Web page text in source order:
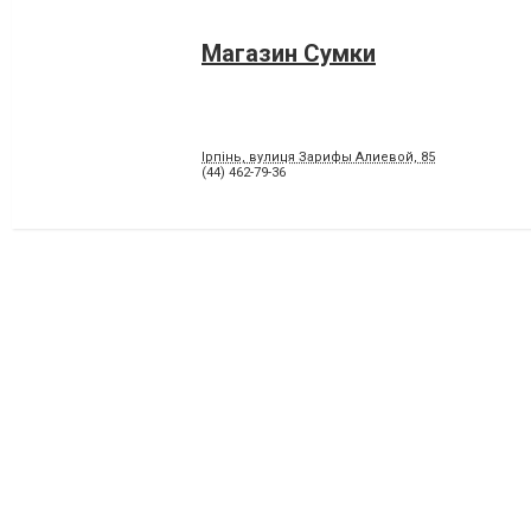
Магазин Сумки
Ірпінь, вулиця Зарифы Алиевой, 85
(44) 462-79-36